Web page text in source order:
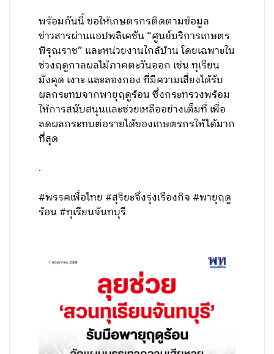
พร้อมกันนี้ ขอให้เกษตรกรติดตามข้อมูล
ข่าวสารผ่านแอปพลิเคชัน “ศูนย์บริการเกษตร
พิรุณราช” และหน่วยงานใกล้บ้าน โดยเฉพาะใน
ช่วงฤดูกาลผลไม้ภาคตะวันออก เช่น ทุเรียน
มังคุด เงาะ และลองกอง ที่มีความเสี่ยงได้รับ
ผลกระทบจากพายุฤดูร้อน ซึ่งกระทรวงพร้อม
ให้การสนับสนุนและช่วยเหลืออย่างเต็มที่ เพื่อ
ลดผลกระทบต่อรายได้ของเกษตรกรให้ได้มาก
ที่สุด
.
#พรรคเพื่อไทย #สุริยะจึงรุ่งเรืองกิจ #พายุฤดู
ร้อน #ทุเรียนจันทบุรี